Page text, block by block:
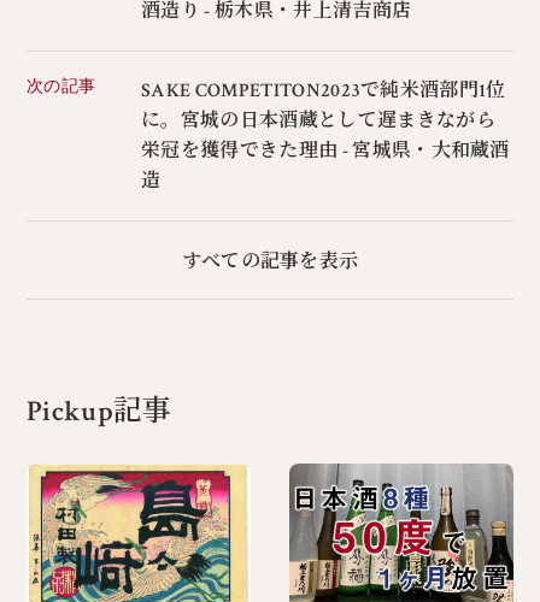
酒造り - 栃木県・井上清吉商店
次の記事
SAKE COMPETITON2023で純米酒部門1位
に。宮城の日本酒蔵として遅まきながら
栄冠を獲得できた理由 - 宮城県・大和蔵酒
造
すべての記事を表示
Pickup記事